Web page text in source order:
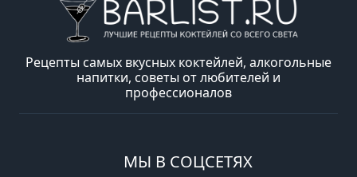
Рецепты самых вкусных коктейлей, алкогольные
напитки, советы от любителей и
профессионалов
МЫ В СОЦСЕТЯХ